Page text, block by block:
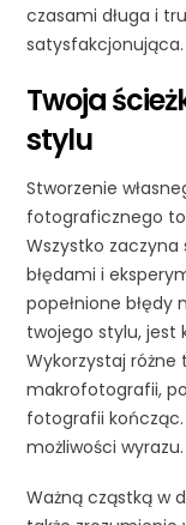
czasami długa i
satysfakcjonująca.
Twoja
stylu
Stworzenie
fotograficznego to
Wszystko
błędami i
popełnione
twojego stylu, jest
Wykorzystaj
makrofotografii,
fotografii
możliwości wyrazu.
Ważną cząstką w